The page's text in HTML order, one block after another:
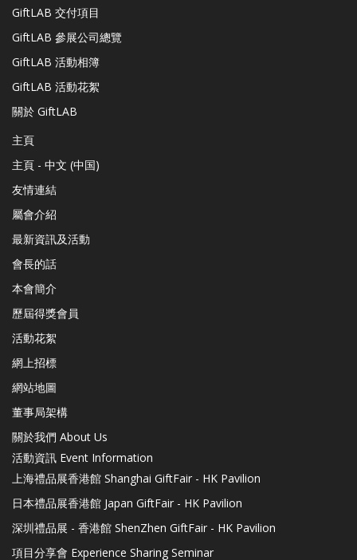
GiftLAB 交付項目
GiftLAB 參展公司總覽
GiftLAB 活動相簿
GiftLAB 活動花絮
關於 GiftLAB
主頁
主頁 - 中文 (中国)
友情連結
屬會介紹
最新資訊及活動
會長的話
本會簡介
歷屆得獎會員
活動花絮
網上招標
網站地圖
董事局架構
關於我們 About Us
活動資訊 Event Information
上海禮品展香港館 Shanghai GiftFair - HK Pavilion
日本禮品展香港館 Japan GiftFair - HK Pavilion
深圳禮品展 - 香港館 ShenZhen GiftFair - HK Pavilion
項目分享會 Experience Sharing Seminar